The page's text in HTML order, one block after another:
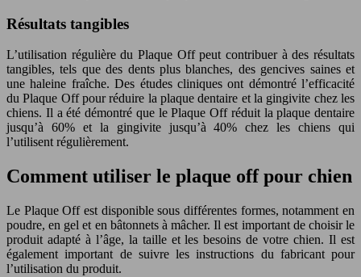
Résultats tangibles
L’utilisation régulière du Plaque Off peut contribuer à des résultats
tangibles, tels que des dents plus blanches, des gencives saines et
une haleine fraîche. Des études cliniques ont démontré l’efficacité
du Plaque Off pour réduire la plaque dentaire et la gingivite chez les
chiens. Il a été démontré que le Plaque Off réduit la plaque dentaire
jusqu’à 60% et la gingivite jusqu’à 40% chez les chiens qui
l’utilisent régulièrement.
Comment utiliser le plaque off pour chien
Le Plaque Off est disponible sous différentes formes, notamment en
poudre, en gel et en bâtonnets à mâcher. Il est important de choisir le
produit adapté à l’âge, la taille et les besoins de votre chien. Il est
également important de suivre les instructions du fabricant pour
l’utilisation du produit.